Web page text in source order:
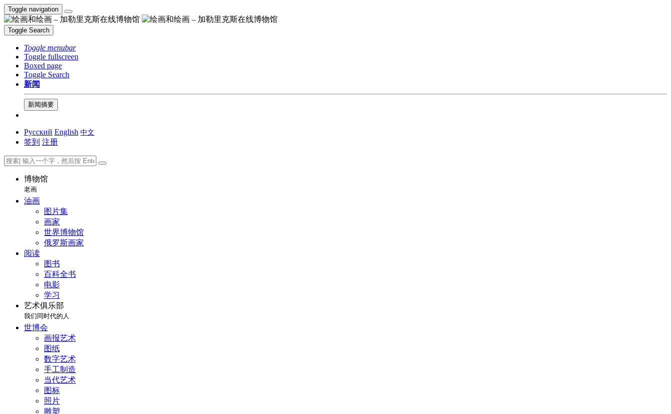
Toggle navigation
Toggle Search
Toggle menubar
Toggle fullscreen
Boxed page
Toggle Search
新闻
新闻摘要
Русский English 中文
签到 注册
博物馆
老画
油画
图片集
画家
世界博物馆
俄罗斯画家
阅读
图书
百科全书
电影
学习
艺术俱乐部
我们同时代的人
世博会
画报艺术
图纸
数字艺术
手工制造
当代艺术
图标
照片
雕塑